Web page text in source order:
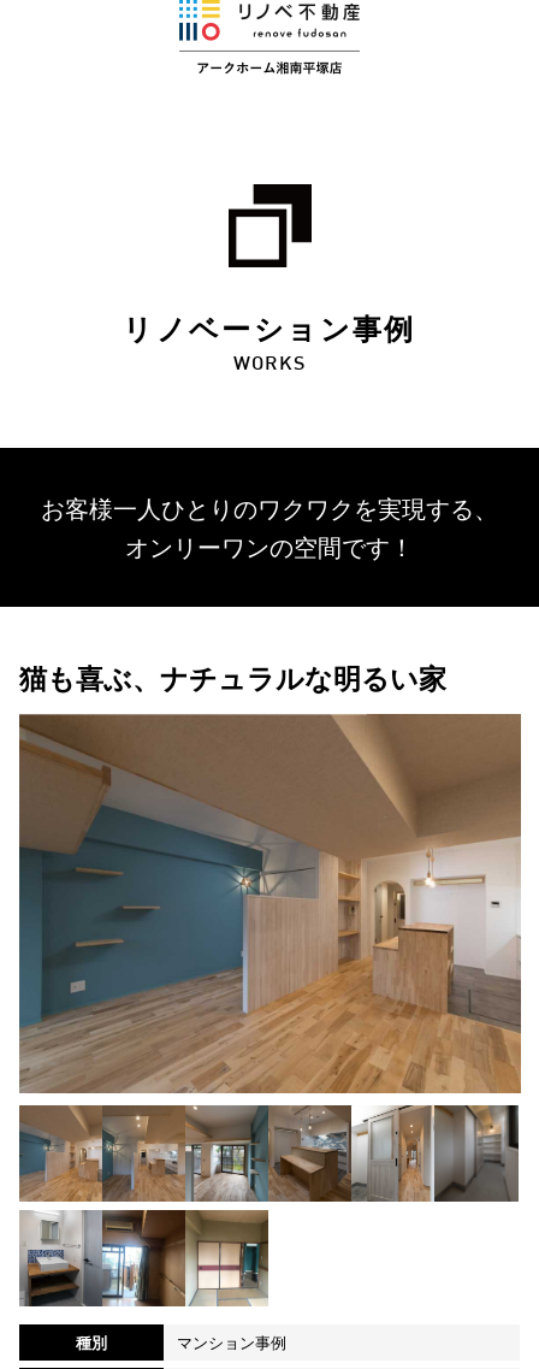
リノベーション事例
WORKS
お客様一人ひとりのワクワクを実現する、
オンリーワンの空間です！
猫も喜ぶ、ナチュラルな明るい家
種別
マンション事例